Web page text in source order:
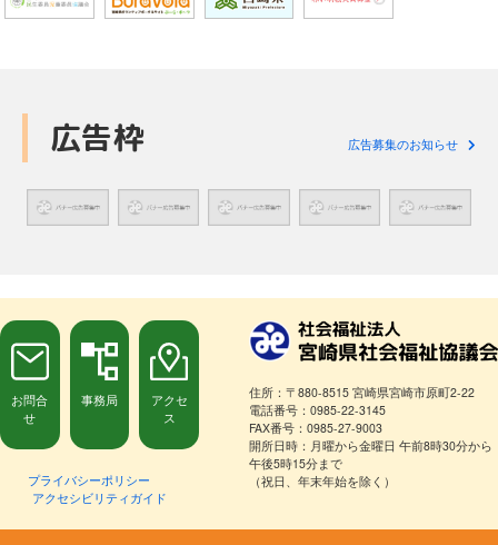
広告枠 広告募集のお知らせ
お問合
せ
事務局
アクセ
ス
プライバシーポリシー
アクセシビリティガイド
住所：〒880-8515 宮崎県宮崎市原町2-22
電話番号：0985-22-3145
FAX番号：0985-27-9003
開所日時：月曜から金曜日 午前8時30分から
午後5時15分まで
（祝日、年末年始を除く）